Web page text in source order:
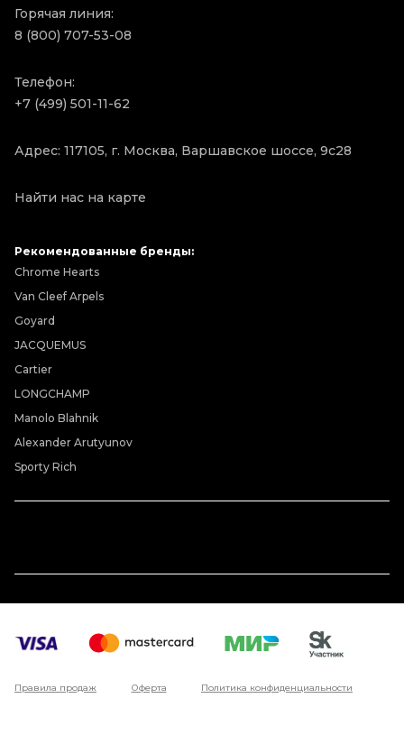
Горячая линия:
8 (800) 707-53-08
Телефон:
+7 (499) 501-11-62
Адрес: 117105, г. Москва, Варшавское шоссе, 9с28
Найти нас на карте
Рекомендованные бренды:
Chrome Hearts
Van Cleef Arpels
Goyard
JACQUEMUS
Cartier
LONGCHAMP
Manolo Blahnik
Alexander Arutyunov
Sporty Rich
Правила продаж Оферта Политика конфиденциальности